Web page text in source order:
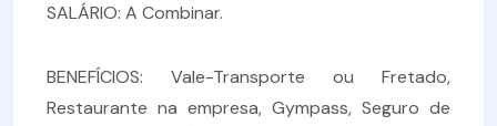
SALÁRIO: A Combinar.
BENEFÍCIOS: Vale-Transporte ou Fretado,
Restaurante na empresa, Gympass, Seguro de